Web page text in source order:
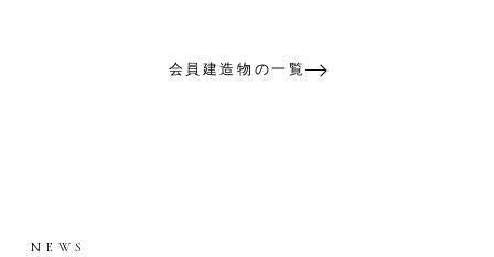
会員建造物の一覧
NEWS